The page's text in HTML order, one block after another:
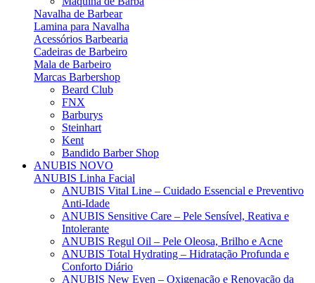
Navalha de Barbear
Lamina para Navalha
Acessórios Barbearia
Cadeiras de Barbeiro
Mala de Barbeiro
Marcas Barbershop
Beard Club
FNX
Barburys
Steinhart
Kent
Bandido Barber Shop
ANUBIS NOVO
ANUBIS Linha Facial
ANUBIS Vital Line – Cuidado Essencial e Preventivo
Anti-Idade
ANUBIS Sensitive Care – Pele Sensível, Reativa e
Intolerante
ANUBIS Regul Oil – Pele Oleosa, Brilho e Acne
ANUBIS Total Hydrating – Hidratação Profunda e
Conforto Diário
ANUBIS New Even – Oxigenação e Renovação da